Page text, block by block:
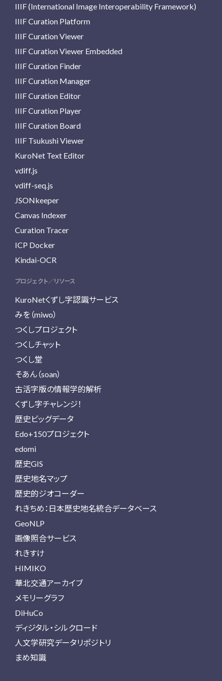
IIIF (International Image Interoperability Framework)
IIIF Curation Platform
IIIF Curation Viewer
IIIF Curation Viewer Embedded
IIIF Curation Finder
IIIF Curation Manager
IIIF Curation Editor
IIIF Curation Player
IIIF Curation Board
IIIF Tsukushi Viewer
KuroNet Text Editor
vdiff.js
vdiff-seq.js
JSONkeeper
Canvas Indexer
Curation Tracer
ICP Docker
Kindai-OCR
プロジェクト／リソース
KuroNetくずし字認識サービス
みを（miwo）
つくしプロジェクト
つくしチャット
つくし堂
そあん（soan）
古活字版の情報学的解析
くずし字チャレンジ！
歴史ビッグデータ
Edo+150プロジェクト
edomi
歴史GIS
歴史地名マップ
歴史的ジオコーダー
れきちめ：日本歴史地名統合データベース
GeoNLP
画像照合サービス
れきすけ
HIMIKO
華北交通アーカイブ
メモリーグラフ
DiHuCo
ディジタル・シルクロード
人文学研究データリポジトリ
まめ知識